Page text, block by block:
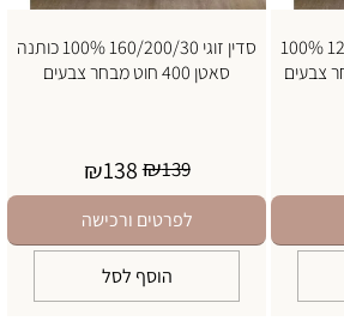
סדין מיטה וחצי 120/200/30 100%
סדין זוגי 160/200/30 100% כותנה
סאטן 400 חוט מבחר צבעים
₪139
₪138
לפרטים ורכישה
הוסף לסל